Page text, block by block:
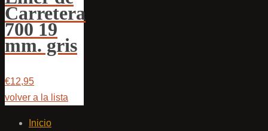
Carretera
700 19
mm. gris
€12,95
volver a la lista
Inicio